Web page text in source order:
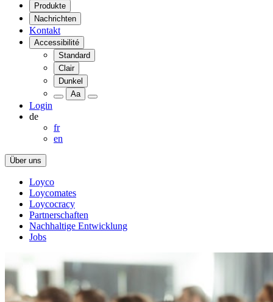
Produkte
Nachrichten
Kontakt
Accessibilité
Standard
Clair
Dunkel
Aa
Login
de
fr
en
Über uns
Loyco
Loycomates
Loycocracy
Partnerschaften
Nachhaltige Entwicklung
Jobs